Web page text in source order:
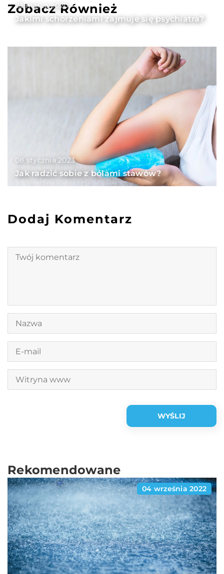
Zobacz Również
23 marca 2020
Jakimi schorzeniami zajmuje się psychiatra?
08 stycznia 2023
Jak radzić sobie z bólami stawów?
Dodaj Komentarz
Rekomendowane
04 września 2022